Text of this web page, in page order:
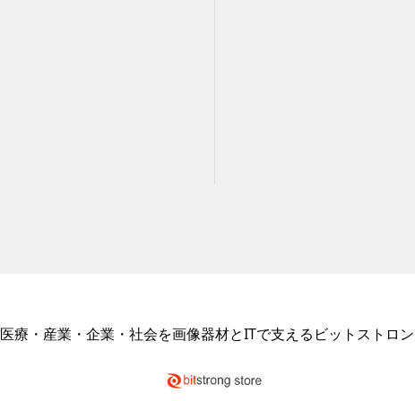
医療・産業・企業・社会を画像器材とITで支えるビットストロ